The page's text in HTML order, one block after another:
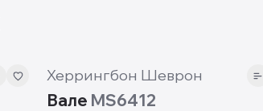
Херрингбон Шеврон
Вале MS6412